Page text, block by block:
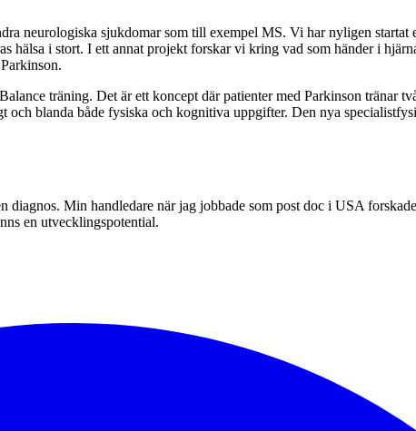
neurologiska sjukdomar som till exempel MS. Vi har nyligen
hälsa i stort. I ett annat projekt forskar vi kring vad som händer i
träning. Det är ett koncept där patienter med Parkinson tränar
blanda både fysiska och kognitiva uppgifter. Den nya
Min handledare när jag jobbade som post doc i USA
en utvecklingspotential.